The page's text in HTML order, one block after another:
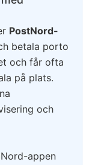
PostNord-
betala porto
och får ofta
på plats.
och
appen